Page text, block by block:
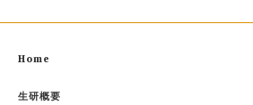
Home
生研概要